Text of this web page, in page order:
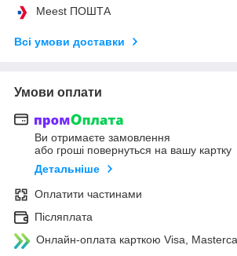
Meest ПОШТА
Всі умови доставки
Умови оплати
Ви отримаєте замовлення
або гроші повернуться на вашу картку
Детальніше
Оплатити частинами
Післяплата
Онлайн-оплата карткою Visa,